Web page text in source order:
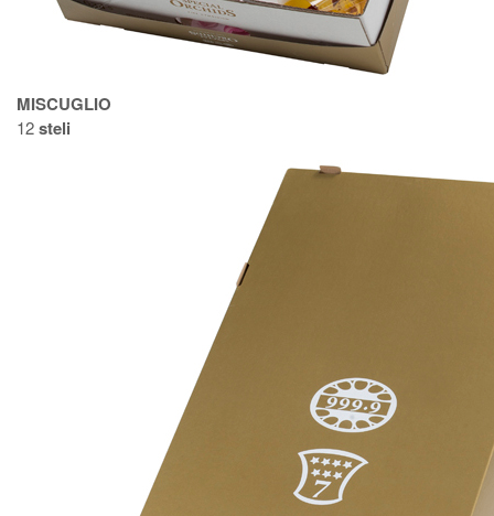
MISCUGLIO
12steli